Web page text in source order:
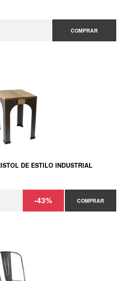
COMPRAR
DE ESTILO INDUSTRIAL
-43% COMPRAR